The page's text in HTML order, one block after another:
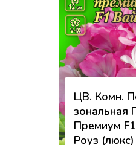
ЦВ. Комн.
зональная
Премиум
Роуз